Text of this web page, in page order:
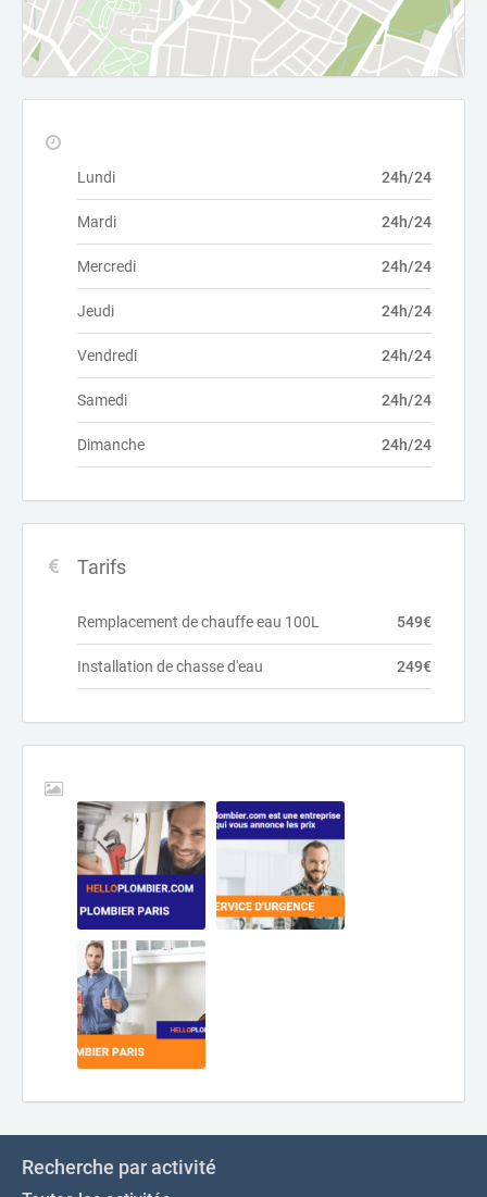
Lundi 24h/24
Mardi 24h/24
Mercredi 24h/24
Jeudi 24h/24
Vendredi 24h/24
Samedi 24h/24
Dimanche 24h/24
Tarifs
Remplacement de chauffe eau 100L 549€
Installation de chasse d'eau 249€
Recherche par activité